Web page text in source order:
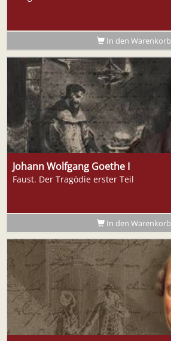
In den Warenkorb
Johann Wolfgang Goethe I
Faust. Der Tragödie erster Teil
In den Warenkorb